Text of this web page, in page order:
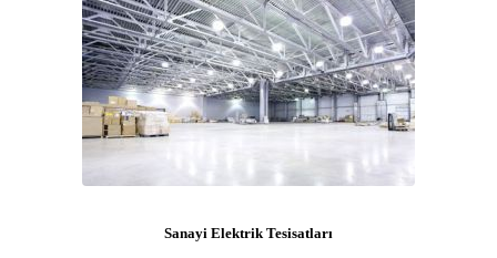
Sanayi Elektrik Tesisatları